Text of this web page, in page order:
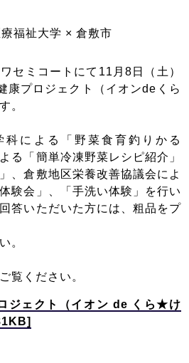
福祉大学 × 倉敷市
セミコートにて11月8日（土）
康プロジェクト（イオンdeくら
。
科による「野菜食育釣りかる
る「簡単冷凍野菜レシピ紹介」
、倉敷地区栄養改善協議会によ
験会」、「手洗い体験」を行い
答いただいた方には、粗品をプ
。
覧ください。
ジェクト（イオン de くら★け